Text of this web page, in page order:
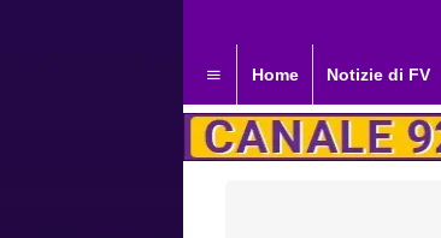
Home Notizie di FV